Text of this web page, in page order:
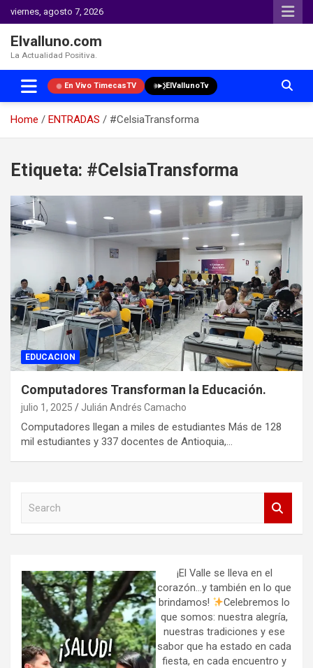
viernes, agosto 7, 2026
Elvalluno.com
La Actualidad Positiva.
En Vivo TimecasTV ElVallunoTv
Home ENTRADAS
#CelsiaTransforma
content
Etiqueta: #CelsiaTransforma
EDUCACION
Computadores Transforman la Educación.
julio 1, 2025 Julián Andrés Camacho
Computadores llegan a miles de estudiantes Más de 128
mil estudiantes y 337 docentes de Antioquia,…
h
¡El Valle se lleva en el
corazón…y también en lo que
brindamos!
Celebremos lo
que somos: nuestra alegría,
nuestras tradiciones y ese
sabor que ha estado en cada
fiesta, en cada encuentro y